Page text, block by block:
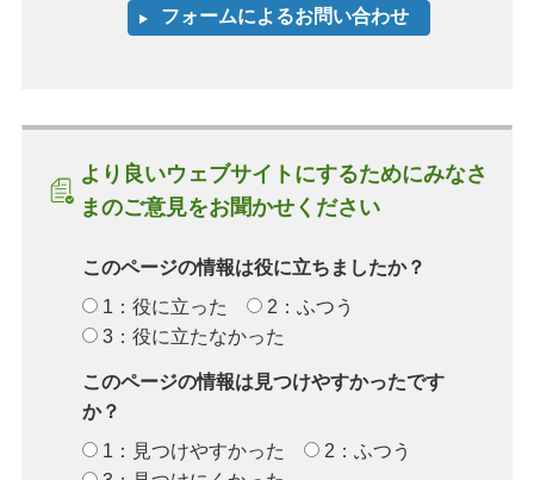
より良いウェブサイトにするためにみなさ
まのご意見をお聞かせください
このページの情報は役に立ちましたか？
1：役に立った
2：ふつう
3：役に立たなかった
このページの情報は見つけやすかったです
か？
1：見つけやすかった
2：ふつう